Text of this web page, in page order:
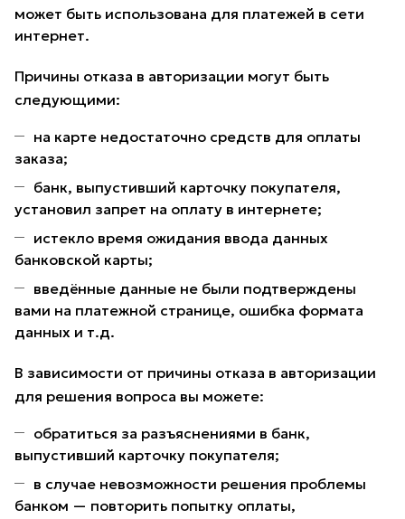
может быть использована для платежей в сети
интернет.
Причины отказа в авторизации могут быть
следующими:
на карте недостаточно средств для оплаты
заказа;
банк, выпустивший карточку покупателя,
установил запрет на оплату в интернете;
истекло время ожидания ввода данных
банковской карты;
введённые данные не были подтверждены
вами на платежной странице, ошибка формата
данных и т.д.
В зависимости от причины отказа в авторизации
для решения вопроса вы можете:
обратиться за разъяснениями в банк,
выпустивший карточку покупателя;
в случае невозможности решения проблемы
банком — повторить попытку оплаты,